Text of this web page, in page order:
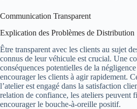
Communication Transparent
Explication des Problèmes de Distribution
Être transparent avec les clients au sujet
connus de leur véhicule est crucial. Une
conséquences potentielles de la
encourager les clients à agir rapidement.
l’atelier est engagé dans la satisfaction
relation de confiance, les ateliers peuvent
encourager le bouche-à-oreille positif.